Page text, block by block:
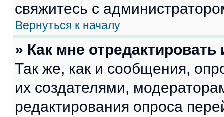
свяжитесь с
Вернуться к началу
» Как мне
Так же, как и сообщения,
их создателями,
редактирования опроса